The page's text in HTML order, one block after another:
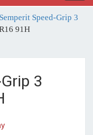
Semperit Speed-Grip 3
91H
3